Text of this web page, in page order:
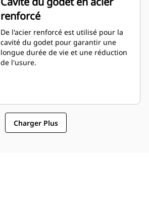
renforcé
De l'acier renforcé est utilisé pour la
cavité du godet pour garantir une
longue durée de vie et une réduction
de l'usure.
Charger Plus